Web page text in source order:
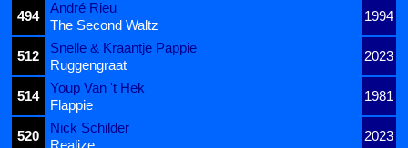
494
André Rieu
1994
The Second Waltz
512
Snelle & Kraantje Pappie
2023
Ruggengraat
514
Youp Van 't Hek
1981
Flappie
520
Nick Schilder
2023
Realize